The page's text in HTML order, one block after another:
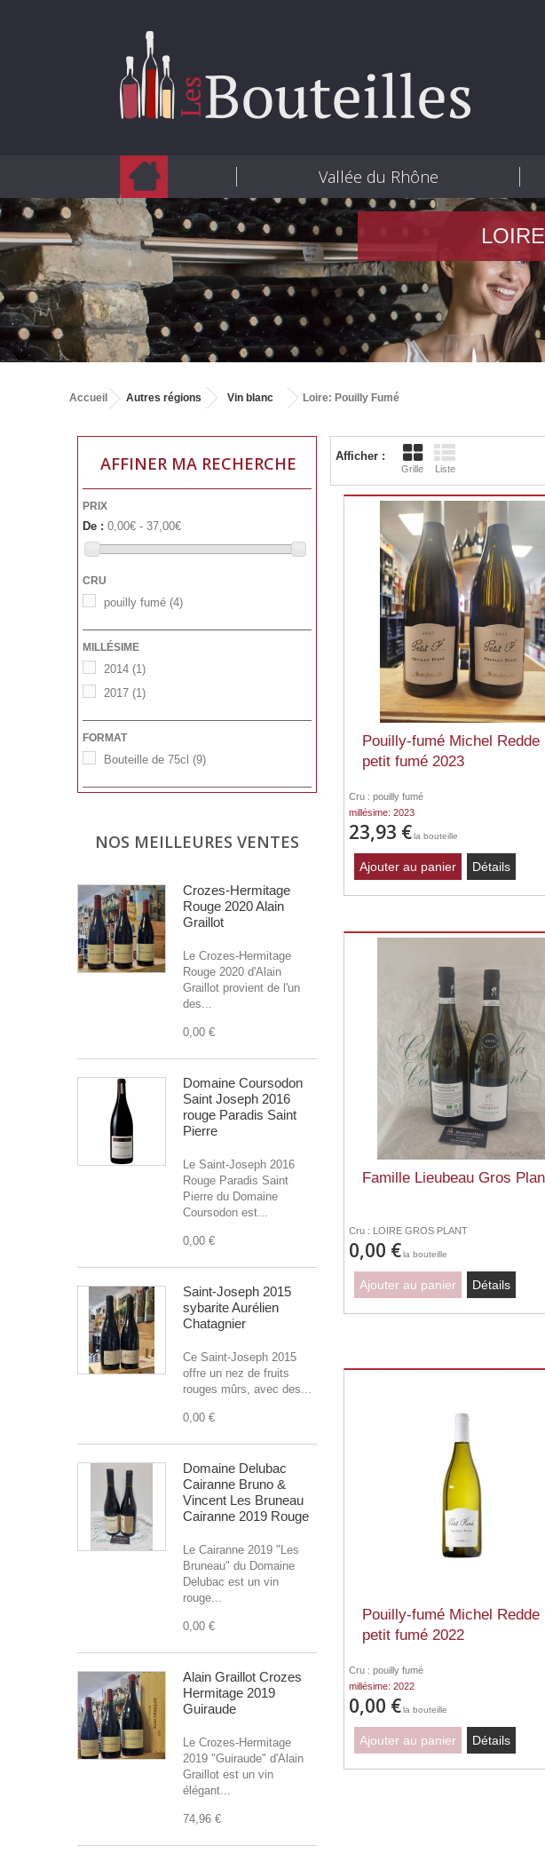
Vallée du Rhône
Accueil Autres régions Vin blanc Loire: Pouilly Fumé
AFFINER MA RECHERCHE
PRIX
De : 0,00€ - 37,00€
CRU
pouilly fumé (4)
MILLÉSIME
2014 (1)
2017 (1)
FORMAT
Bouteille de 75cl (9)
NOS MEILLEURES VENTES
Crozes-Hermitage
Rouge 2020 Alain
Graillot
Le Crozes-Hermitage
Rouge 2020 d'Alain
Graillot provient de l'un
des...
0,00 €
Domaine Coursodon
Saint Joseph 2016
rouge Paradis Saint
Pierre
Le Saint-Joseph 2016
Rouge Paradis Saint
Pierre du Domaine
Coursodon est...
0,00 €
Saint-Joseph 2015
sybarite Aurélien
Chatagnier
Ce Saint-Joseph 2015
offre un nez de fruits
rouges mûrs, avec des...
0,00 €
Domaine Delubac
Cairanne Bruno &
Vincent Les Bruneau
Cairanne 2019 Rouge
Le Cairanne 2019 "Les
Bruneau" du Domaine
Delubac est un vin
rouge...
0,00 €
Alain Graillot Crozes
Hermitage 2019
Guiraude
Le Crozes-Hermitage
2019 "Guiraude" d'Alain
Graillot est un vin
élégant...
74,96 €
Afficher :
Grille Liste
Pouilly-fumé Michel Redde
petit fumé 2023
Cru : pouilly fumé
millésime: 2023
23,93 €la bouteille
Ajouter au panier Détails
Famille Lieubeau Gros
Cru : LOIRE GROS PLANT
0,00 €la bouteille
Ajouter au panier Détails
Pouilly-fumé Michel Redde
petit fumé 2022
Cru : pouilly fumé
millésime: 2022
0,00 €la bouteille
Ajouter au panier Détails